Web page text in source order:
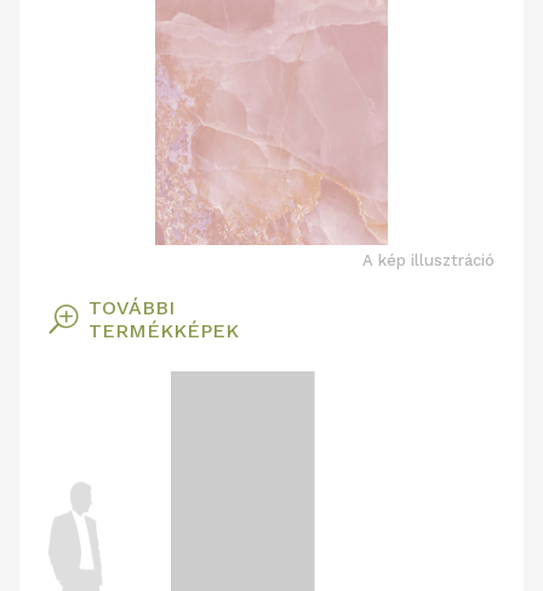
A kép illusztráció
T TOVÁBBI
TERMÉKKÉPEK